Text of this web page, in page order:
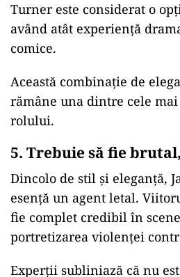
Turner este considerat o
având atât experiență
comice.
Această combinație de
rămâne una dintre cele
rolului.
5. Trebuie să fie
Dincolo de stil și eleganță,
esență un agent letal.
fie complet credibil în
portretizarea violenței
Experții subliniază că nu